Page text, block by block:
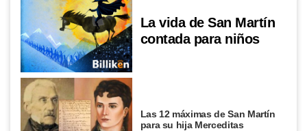
La vida de San Martín
contada para niños
Las 12 máximas de San Martín
para su hija Merceditas